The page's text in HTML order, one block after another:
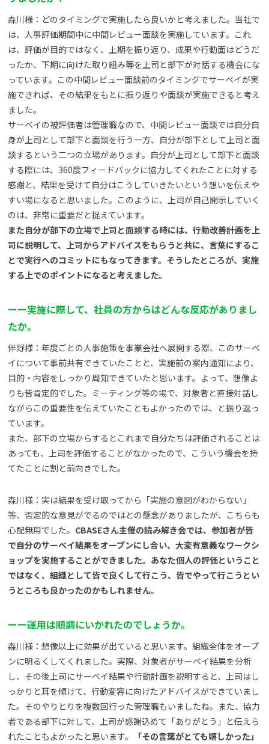
森川様：どのタイミングで実施したら良いかと考えました。当社で
は、人事評価期間中に中間レビュー面談を実施しています。これ
は、評価が目的ではなく、上期を振り返り、成果や行動面はどうだ
ったか、下期に向けた取り組み等を上司と部下が対話する機会にな
っています。この中間レビュー面談前のタイミングでサーベイが実
施できれば、その結果をもとに振り返りや面談が実施できると考え
ました。
サーベイの被評価者は管理職なので、中間レビュー面談では自分自
身が上司として部下と面談を行う一方、自分が部下として上司と面
談するという二つの立場があります。自分が上司として部下と面談
する際には、360度フィードバックに協力してくれたことに対する
感謝と、結果を受けて自分はこうしていきたいという想いを伝えや
すい場になると思いました。このように、上司が自己開示していく
のは、非常に重要だと捉えています。
また自分が部下の立場で上司と面談する時には、行動改善計画を上
司に説明して、上司からアドバイスをもらうと共に、言葉にするこ
とで実行へのコミットにもなってきます。そうしたところが、実施
する上でのポイントになると考えました。
ーー実施に際して、社員の方からはどんな反応がありまし
たか。
伴野様：年度ごとの人事施策を事業会社へ展開する際、このサーベ
イについて事前共有できていたことと、実施前の案内通知により、
目的・内容をしっかり周知できていたと思います。よって、想像よ
りも皆肯定的でした。ミーティング等の場で、対象者と直接対話し
ながらこの重要性を伝えていたこともよかったのでは、と振り返っ
ています。
また、部下の立場からするとこれまで自分たちは評価されることは
あっても、上司を評価することがなかったので、こういう機会を持
てたことに割と前向きでした。
森川様：実は結果を受け取ってから「実施の意図がわからない」
等、否定的な意見がでるのではとの懸念がありましたが、こちらも
心配無用でした。 CBASEさん主催の読み解き会では、参加者が皆
で自分のサーベイ結果をオープンにし合い、大変有意義なワークシ
ョップを実施することができました。あなた個人の評価ということ
ではなく、組織として皆で良くして行こう、皆でやって行こうとい
うところも良かったのかもしれません。
ーー運用は順調にいかれたのでしょうか。
森川様：想像以上に効果が出ていると思います。組織全体をオープ
ンに明るくしてくれました。実際、対象者がサーベイ結果を分析
し、その後上司にサーベイ結果や行動計画を説明すると、上司はし
っかりと耳を傾けて、行動変容に向けたアドバイスができていまし
た。そのやりとりを複数回行った管理職もいましたね。また、協力
者である部下に対して、上司が感謝込めて「ありがとう」と伝えら
れたこともよかったと思います。
「その言葉がとても嬉しかった」